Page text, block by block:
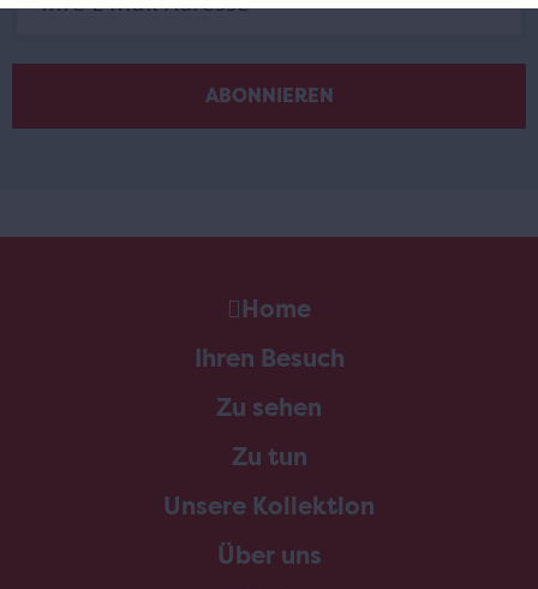
Home
Ihren Besuch
Zu sehen
Zu tun
Unsere Kollektion
Über uns